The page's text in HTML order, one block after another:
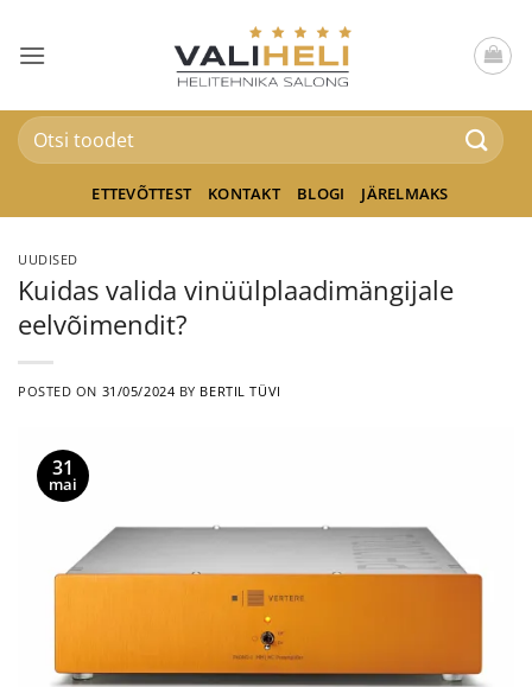
content
Otsi:
ETTEVÕTTEST KONTAKT BLOGI JÄRELMAKS
UUDISED
Kuidas valida vinüülplaadimängijale
eelvõimendit?
POSTED ON 31/05/2024 BY BERTIL TÜVI
31
mai